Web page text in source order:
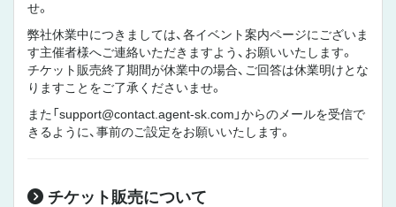
せ。
弊社休業中につきましては、各イベント案内ページにございま
す主催者様へご連絡いただきますよう、お願いいたします。
チケット販売終了期間が休業中の場合、ご回答は休業明けとな
りますことをご了承くださいませ。
また「support@contact.agent-sk.com」からのメールを受信で
きるように、事前のご設定をお願いいたします。
チケット販売について